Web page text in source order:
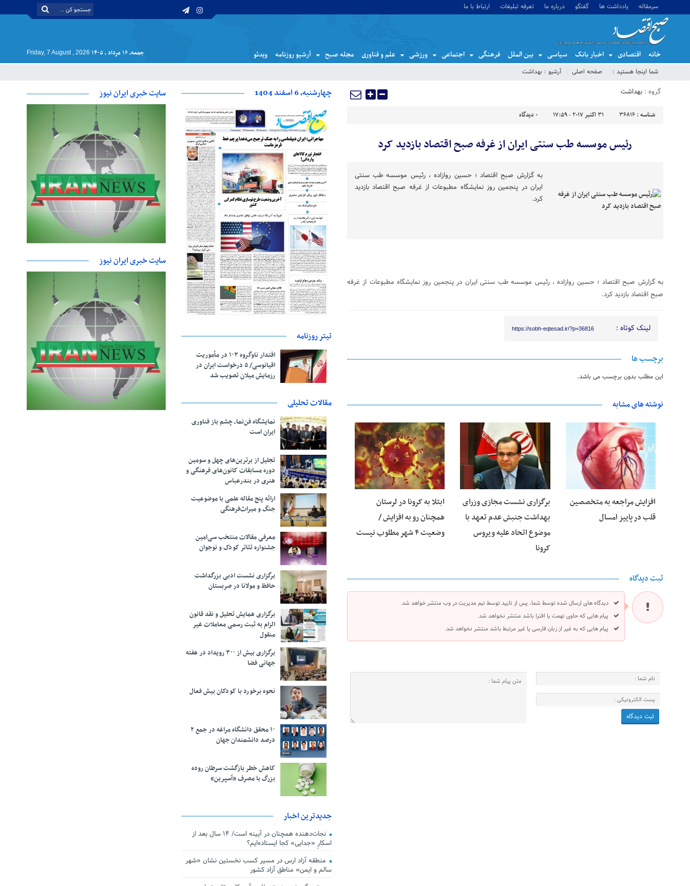
سرمقاله یادداشت ها گفتگو درباره ما تعرفه تبلیغات ارتباط با ما
خانه اقتصادی اخبار بانک سیاسی بین الملل فرهنگی اجتماعی ورزشی علم و فناوری مجله صبح آرشیو روزنامه ویدئو جمعه, ۱۶ مرداد , ۱۴۰۵ Friday, 7 August , 2026
شما اینجا هستید : صفحه اصلی آرشیو : بهداشت
گروه : بهداشت
شناسه : 36816 31 اکتبر 2017 - 17:59 0 دیدگاه
رئیس موسسه طب سنتی ایران از غرفه صبح اقتصاد بازدید کرد
به گزارش صبح اقتصاد ؛ حسین روازاده ، رئیس موسسه طب سنتی
ایران در پنجمین روز نمایشگاه مطبوعات از غرفه صبح اقتصاد بازدید
کرد.
به گزارش صبح اقتصاد ؛ حسین روازاده ، رئیس موسسه طب سنتی ایران در پنجمین روز نمایشگاه مطبوعات از غرفه
صبح اقتصاد بازدید کرد.
لینک کوتاه : https://sobh-eqtesad.ir/?p=36816
برچسب ها
این مطلب بدون برچسب می باشد.
نوشته های مشابه
01 نوامبر 2022
افزایش مراجعه به متخصصین
قلب در پاییز امسال
برگزاری نشست مجازی وزرای
بهداشت جنبش عدم تعهد با
موضوع اتحاد علیه ویروس
کرونا
17 مه 2020
ابتلا به کرونا در لرستان
همچنان رو به افزایش /
وضعیت ۴ شهر مطلوب نیست
ثبت دیدگاه
دیدگاه های ارسال شده توسط شما، پس از تایید توسط تیم مدیریت در وب منتشر خواهد شد.
پیام هایی که حاوی تهمت یا افترا باشد منتشر نخواهد شد.
پیام هایی که به غیر از زبان فارسی یا غیر مرتبط باشد منتشر نخواهد شد.
چهارشنبه، 6 اسفند 1404
تیتر روزنامه
اقتدار ناوگروه ۱۰۳ در مأموریت‌
اقیانوسی/ ۵ درخواست ایران در
رزمایش میلان تصویب شد
مقالات تحلیلی
نمایشگاه فن‌نما، چشم باز فناوری
ایران است
تجلیل از بر‌ترین‌های چهل و سومین
دوره مسابقات کانون‌های فرهنگی و
هنری در بندرعباس
ارائه پنج مقاله علمی با موضوعیت
جنگ و میراث‌فرهنگی
معرفی مقالات منتخب سی‌امین
جشنواره تئاتر کودک و نوجوان
برگزاری نشست ادبی بزرگداشت
حافظ و مولانا در صربستان
برگزاری همایش تحلیل و نقد قانون
الزام به ثبت رسمی معاملات غیر
منقول
برگزاری بیش از ۳۰۰ رویداد در هفته
جهانی فضا
نحوه برخورد با کودکان بیش فعال
۱۰ محقق دانشگاه مراغه در جمع ۲
درصد دانشمندان جهان
کاهش خطر بازگشت سرطان روده
بزرگ با مصرف «آسپرین»
جدیدترین اخبار
نجات‌دهنده‌ همچنان در آیینه است/ ۱۴ سال بعد از
اسکارِ «جدایی» کجا ایستاده‌ایم؟
منطقه آزاد ارس در مسیر کسب نخستین نشان «شهر
سالم و ایمن» مناطق آزاد کشور
سایت خبری ایران نیوز
سایت خبری ایران نیوز